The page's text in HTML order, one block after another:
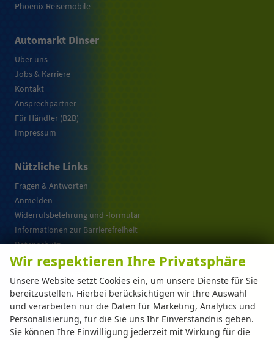
Phoenix Reisemobile
Automarkt Dinser
Über uns
Jobs & Karriere
Kontakt
Ansprechpartner
Für Händler (B2B)
Impressum
Nützliche Links
Fragen & Antworten
Anmelden
Widerrufsbelehrung und -formular
Informationen zur Barrierefreiheit
Datenschutz
Cookie-Einstellungen
Weitere Informationen zum offiziellen Kraftstoffverbrauch und zu den offiziellen
spezifischen CO 2 -Emissionen und gegebenenfalls zum Stromverbrauch neuer PKW
können dem 'Leitfaden über den offiziellen Kraftstoffverbrauch, die offiziellen
Wir respektieren Ihre Privatsphäre
Unsere Website setzt Cookies ein, um unsere Dienste für Sie
bereitzustellen. Hierbei berücksichtigen wir Ihre Auswahl
und verarbeiten nur die Daten für Marketing, Analytics und
Personalisierung, für die Sie uns Ihr Einverständnis geben.
Sie können Ihre Einwilligung jederzeit mit Wirkung für die